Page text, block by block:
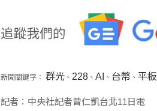
新聞關鍵字： 群光、 228、 AI 、 台幣 、 平板
記者：中央社記者曾仁凱台北11日電